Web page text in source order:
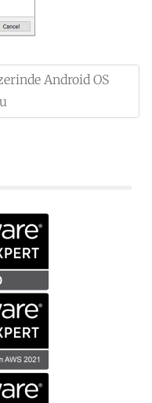
Android OS